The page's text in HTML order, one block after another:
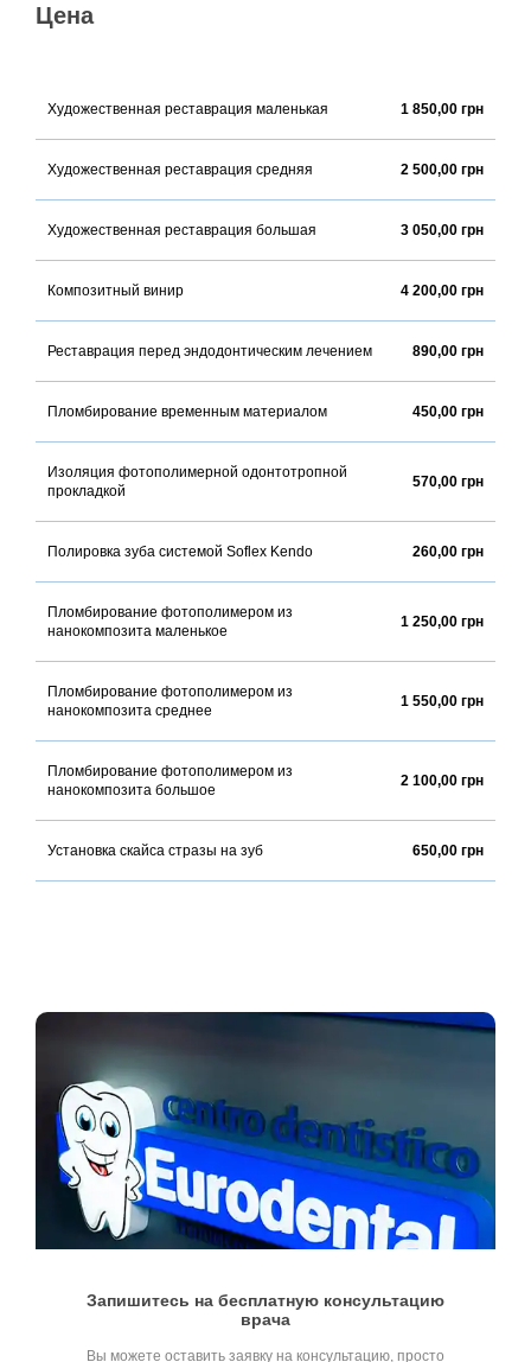
Цена
Художественная реставрация маленькая 1 850,00 грн
Художественная реставрация средняя 2 500,00 грн
Художественная реставрация большая 3 050,00 грн
Композитный винир 4 200,00 грн
Реставрация перед эндодонтическим лечением 890,00 грн
Пломбирование временным материалом 450,00 грн
Изоляция фотополимерной одонтотропной
прокладкой
570,00 грн
Полировка зуба системой Soflex Kendo 260,00 грн
Пломбирование фотополимером из
нанокомпозита маленькое
1 250,00 грн
Пломбирование фотополимером из
нанокомпозита среднее
1 550,00 грн
Пломбирование фотополимером из
нанокомпозита большое
2 100,00 грн
Установка скайса стразы на зуб 650,00 грн
Запишитесь на бесплатную консультацию
врача
Вы можете оставить заявку на консультацию, просто